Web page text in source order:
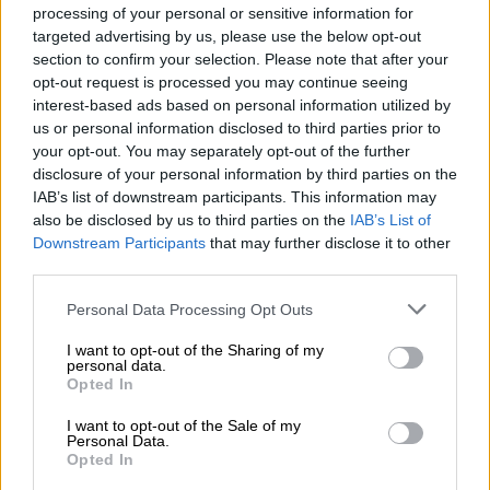
processing of your personal or sensitive information for
targeted advertising by us, please use the below opt-out
section to confirm your selection. Please note that after your
opt-out request is processed you may continue seeing
interest-based ads based on personal information utilized by
us or personal information disclosed to third parties prior to
your opt-out. You may separately opt-out of the further
disclosure of your personal information by third parties on the
IAB’s list of downstream participants. This information may
also be disclosed by us to third parties on the IAB’s List of
Downstream Participants that may further disclose it to other
Please note that this website/app uses one or more Google
not limited to your visit or usage behaviour. You may click to
grant or deny consent to Google and its third-party tags to
use your data for below specified purposes in below Google
consent section.
Personal Data Processing Opt Outs
I want to opt-out of the Sharing of my
personal data.
Opted In
I want to opt-out of the Sale of my
Personal Data.
Opted In
ασχοληθεί αποκλειστικά με τη μουσική,
εργάστηκε σε διάφορους απαιτητικούς
τομείς, όπως οικοδομές, διανομές
πετρελαίου και μεταφορές ποτών.
Ανάμεσα στις δουλειές που έκανε ξεχώρισε
εκείνη σεγραφείο τελετών, την οποία
χαρακτήρισε ιδιαίτερα δύσκολη σε
ψυχολογικό επίπεδο.
Όπως εξήγησε, στόχος του ήταν να
συγκεντρώσει χρήματα για να αγοράσει τον
πρώτα του μουσικά βήματα στον χώρο της
hip hop σκηνής.